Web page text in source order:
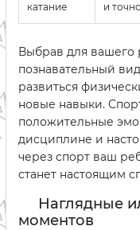
катание
и
Выбрав для вашего
познавательный
развиться
новые навыки.
положительные
дисциплине и
через спорт ваш
станет настоящим
Наглядные
моментов